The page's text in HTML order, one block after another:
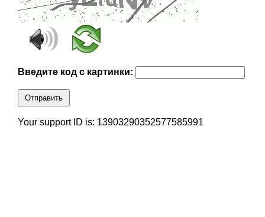
Введите код с картинки:
Отправить
Your support ID is: 13903290352577585991